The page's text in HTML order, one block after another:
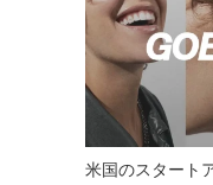
米国のスタート